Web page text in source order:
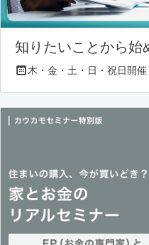
知りたいことから始